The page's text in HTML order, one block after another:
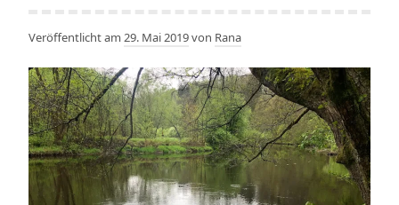
Veröffentlicht am 29. Mai 2019von Rana